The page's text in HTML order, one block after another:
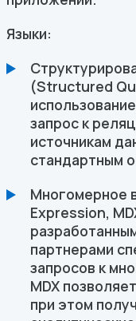
Языки:
(Structured
запрос к
источникам
стандартным
Многомерное
Expression,
партнерами
запросов к
MDX
при этом